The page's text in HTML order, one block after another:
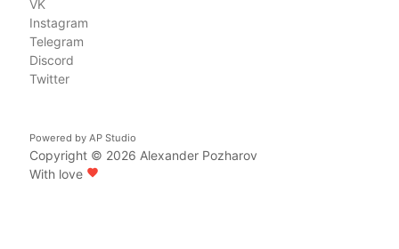
VK
Instagram
Telegram
Discord
Twitter
Powered by AP Studio
Copyright © 2026 Alexander Pozharov
With love favorite